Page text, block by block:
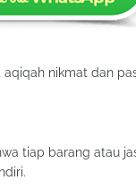
nikmat dan
tiap barang atau